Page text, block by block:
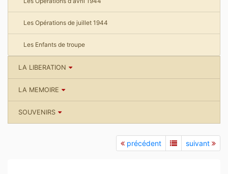
Les Opérations de juillet 1944
Les Enfants de troupe
LA LIBERATION
LA MEMOIRE
SOUVENIRS
précédent suivant